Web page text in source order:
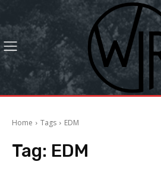
Home Tags EDM
Tag: EDM